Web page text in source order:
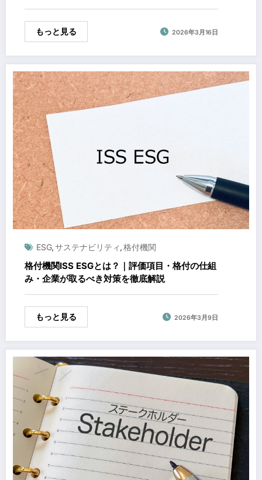
徹底解説
もっと見る 2026年3月16日
ESG,サステナビリティ,格付機関
格付機関ISS ESGとは？｜評価項目・格付の仕組
み・企業が取るべき対策を徹底解説
もっと見る 2026年3月9日